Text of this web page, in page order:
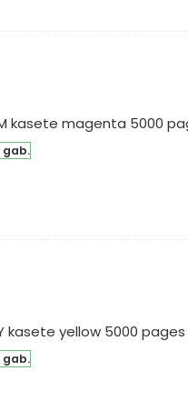
kasete magenta 5000
gab.
kasete yellow 5000
gab.